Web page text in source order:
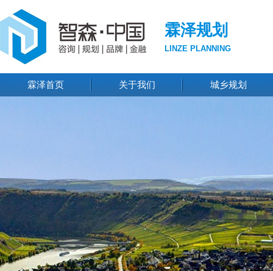
霖泽规划
LINZE PLANNING
霖泽首页 关于我们 城乡规划